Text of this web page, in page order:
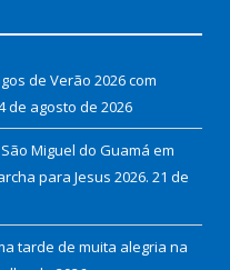
de Verão 2026 com
de agosto de 2026
Miguel do Guamá em
para Jesus 2026. 21 de
tarde de muita alegria na